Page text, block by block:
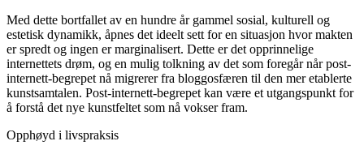
Med dette bortfallet av en hundre år gammel sosial, kulturell og
estetisk dynamikk, åpnes det ideelt sett for en situasjon hvor makten
er spredt og ingen er marginalisert. Dette er det opprinnelige
internettets drøm, og en mulig tolkning av det som foregår når post-
internett-begrepet nå migrerer fra bloggosfæren til den mer etablerte
kunstsamtalen. Post-internett-begrepet kan være et utgangspunkt for
å forstå det nye kunstfeltet som nå vokser fram.
Opphøyd i livspraksis